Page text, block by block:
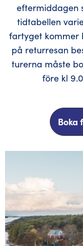
eftermiddagen
tidtabellen
fartyget kommer
på returresan
turerna måste
före kl
Boka